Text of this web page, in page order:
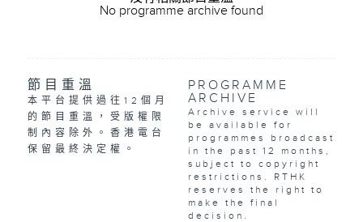
No programme archive found
節目重溫
本平台提供過往12個月
的節目重溫，受版權限
制內容除外。香港電台
保留最終決定權。
PROGRAMME
ARCHIVE
Archive service will
be available for
programmes broadcast
in the past 12 months,
subject to copyright
restrictions. RTHK
reserves the right to
make the final
decision.